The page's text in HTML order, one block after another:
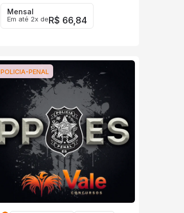
Mensal
Em até 2x deR$ 66,84
POLICIA-PENAL